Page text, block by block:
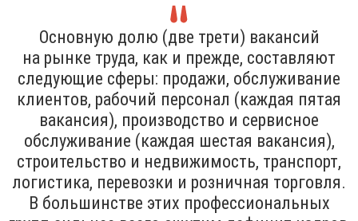
Основную долю (две трети) вакансий
на рынке труда, как и прежде, составляют
следующие сферы: продажи, обслуживание
клиентов, рабочий персонал (каждая пятая
вакансия), производство и сервисное
обслуживание (каждая шестая вакансия),
строительство и недвижимость, транспорт,
логистика, перевозки и розничная торговля.
В большинстве этих профессиональных